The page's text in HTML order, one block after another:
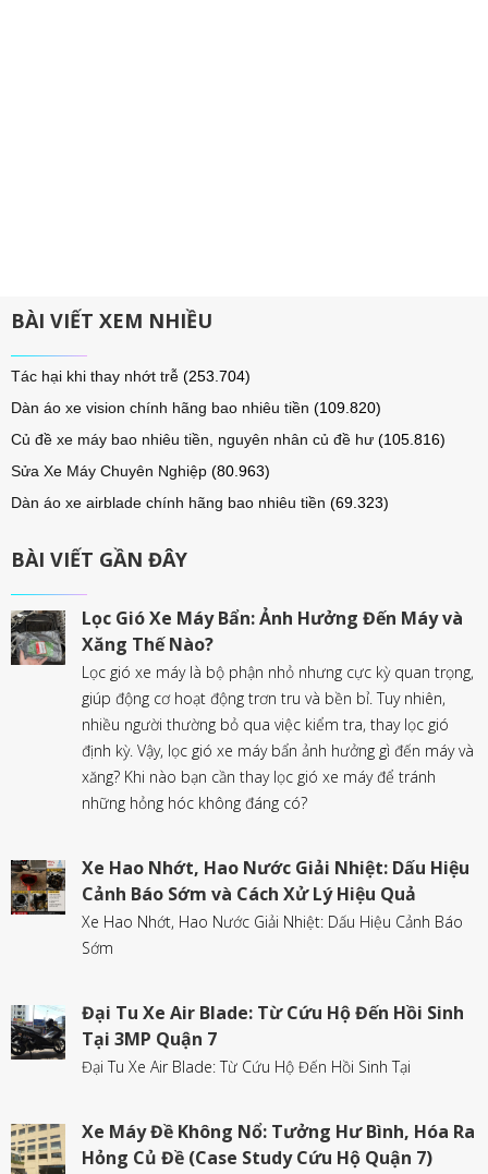
BÀI VIẾT XEM NHIỀU
Tác hại khi thay nhớt trễ (253.704)
Dàn áo xe vision chính hãng bao nhiêu tiền (109.820)
Củ đề xe máy bao nhiêu tiền, nguyên nhân củ đề hư (105.816)
Sửa Xe Máy Chuyên Nghiệp (80.963)
Dàn áo xe airblade chính hãng bao nhiêu tiền (69.323)
BÀI VIẾT GẦN ĐÂY
Lọc Gió Xe Máy Bẩn: Ảnh Hưởng Đến Máy và
Xăng Thế Nào?
Lọc gió xe máy là bộ phận nhỏ nhưng cực kỳ quan trọng,
giúp động cơ hoạt động trơn tru và bền bỉ. Tuy nhiên,
nhiều người thường bỏ qua việc kiểm tra, thay lọc gió
định kỳ. Vậy, lọc gió xe máy bẩn ảnh hưởng gì đến máy và
xăng? Khi nào bạn cần thay lọc gió xe máy để tránh
những hỏng hóc không đáng có?
Xe Hao Nhớt, Hao Nước Giải Nhiệt: Dấu Hiệu
Cảnh Báo Sớm và Cách Xử Lý Hiệu Quả
Xe Hao Nhớt, Hao Nước Giải Nhiệt: Dấu Hiệu Cảnh Báo
Sớm
Đại Tu Xe Air Blade: Từ Cứu Hộ Đến Hồi Sinh
Tại 3MP Quận 7
Đại Tu Xe Air Blade: Từ Cứu Hộ Đến Hồi Sinh Tại
Xe Máy Đề Không Nổ: Tưởng Hư Bình, Hóa Ra
Hỏng Củ Đề (Case Study Cứu Hộ Quận 7)